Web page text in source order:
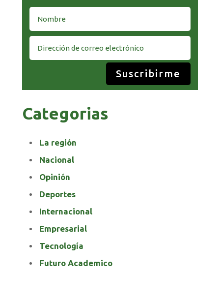
Suscribirme
Categorias
La región
Nacional
Opinión
Deportes
Internacional
Empresarial
Tecnología
Futuro Academico